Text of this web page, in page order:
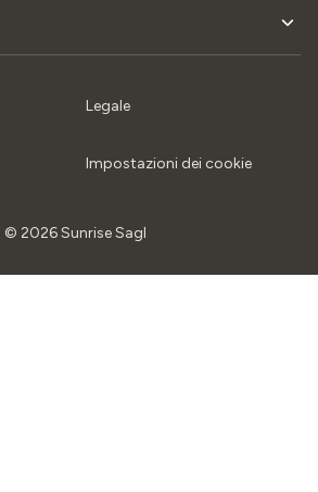
© 2026 Sunrise Sagl
Legale
Impostazioni dei cookie